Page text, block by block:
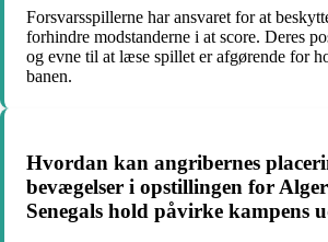
Forsvarsspillerne har ansvaret for at
forhindre modstanderne i at score. Deres
og evne til at læse spillet er afgørende for
banen.
Hvordan kan angribernes
bevægelser i opstillingen for
Senegals hold påvirke kampens